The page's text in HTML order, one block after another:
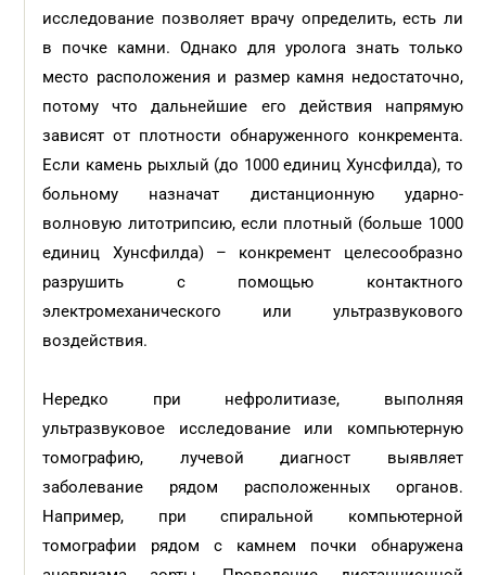
исследование позволяет врачу определить, есть ли
в почке камни. Однако для уролога знать только
место расположения и размер камня недостаточно,
потому что дальнейшие его действия напрямую
зависят от плотности обнаруженного конкремента.
Если камень рыхлый (до 1000 единиц Хунсфилда), то
больному назначат дистанционную ударно-
волновую литотрипсию, если плотный (больше 1000
единиц Хунсфилда) – конкремент целесообразно
разрушить с помощью контактного
электромеханического или ультразвукового
воздействия.
Нередко при нефролитиазе, выполняя
ультразвуковое исследование или компьютерную
томографию, лучевой диагност выявляет
заболевание рядом расположенных органов.
Например, при спиральной компьютерной
томографии рядом с камнем почки обнаружена